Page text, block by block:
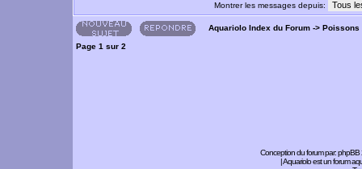
Montrer les messages depuis:
Aquariolo Index du Forum -> Poissons
Page 1 sur 2
Conception du forum par:phpBB
| Aquariolo est un forum